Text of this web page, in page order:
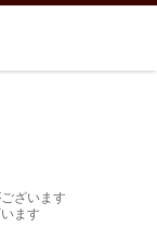
ざいます
ます